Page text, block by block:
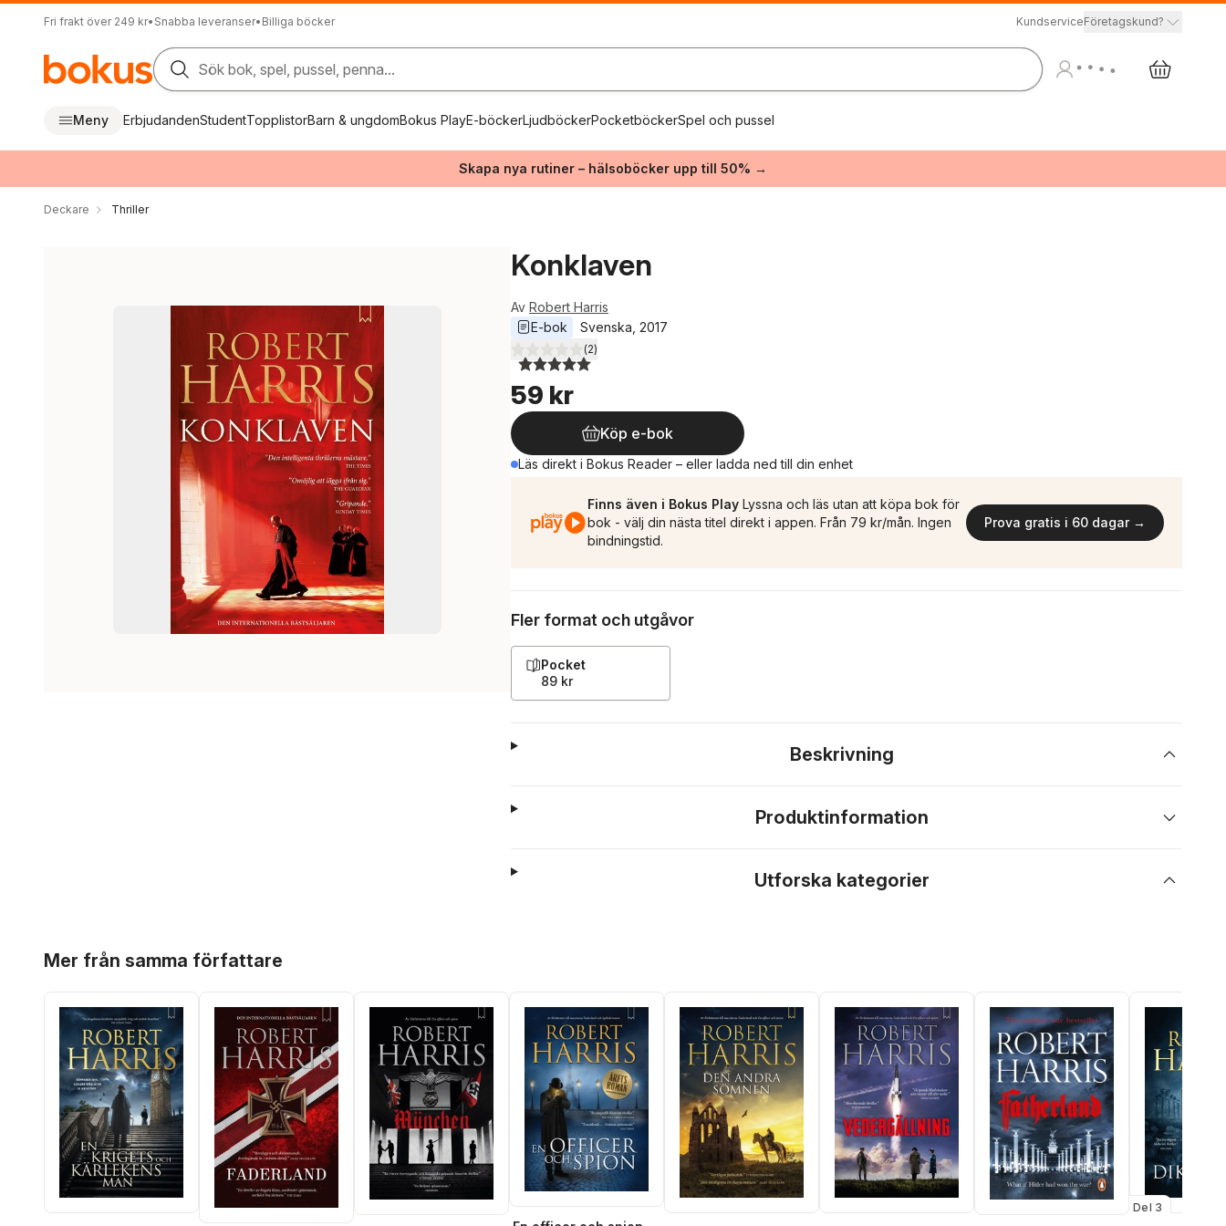
Fri frakt över 249 kr• Snabba leveranser• Billiga böcker KundserviceFöretagskund?
Sök bok, spel, pussel, penna...
Meny ErbjudandenStudentTopplistorBarn & ungdomBokus PlayE-böckerLjudböckerPocketböckerSpel och pussel
Skapa nya rutiner – hälsoböcker upp till 50% →
Deckare Thriller
Konklaven
Av Robert Harris
E-bok
Svenska 2017
5,0utav 5 stjärnor. Totalt antal röster:
(2)
59 kr
Köp e-bok
Läs direkt i Bokus Reader – eller ladda ned till din enhet
Finns även i Bokus Play Lyssna och läs utan att köpa bok för
bok - välj din nästa titel direkt i appen. Från 79 kr/mån. Ingen
bindningstid.
Prova gratis i 60 dagar →
Fler format och utgåvor
Pocket
89 kr
Beskrivning
Produktinformation
Utforska kategorier
Mer från samma författare
Del 3